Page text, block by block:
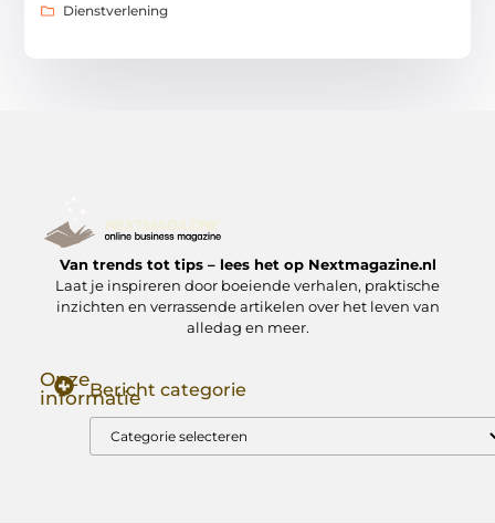
Dienstverlening
Van trends tot tips – lees het op Nextmagazine.nl
Laat je inspireren door boeiende verhalen, praktische
inzichten en verrassende artikelen over het leven van
alledag en meer.
Onze
informatieBericht categorie